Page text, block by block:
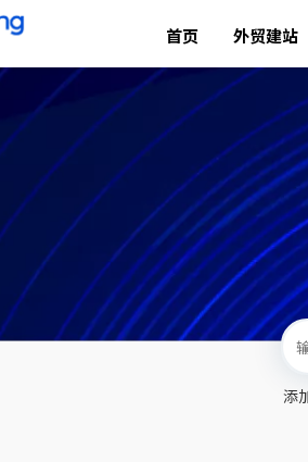
首页 外贸建站
添